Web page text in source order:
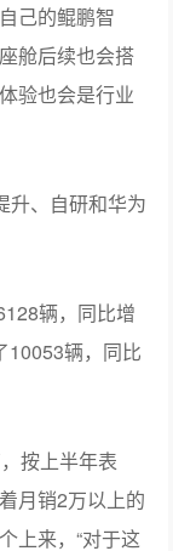
己的鲲鹏智
舱后续也会搭
验也会是行业
升、自研和华为
辆，同比增
10053辆，同比
按上半年表
月销2万以上的
上来，“对于这